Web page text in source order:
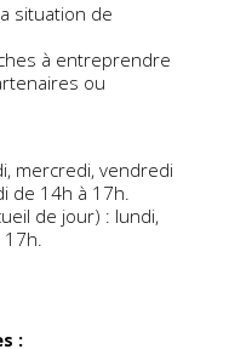
situation de
à entreprendre
ou
mercredi, vendredi
de 14h à 17h.
de jour) : lundi,
: